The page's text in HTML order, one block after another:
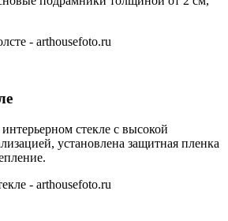
стекле с высокой
установлена защитная пленка